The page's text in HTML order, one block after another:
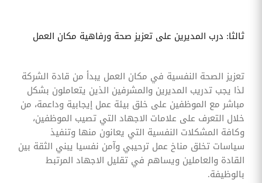
ثالثا: درب المديرين على تعزيز صحة ورفاهية مكان العمل
تعزيز الصحة النفسية في مكان العمل يبدأ من قادة الشركة
لذا يجب تدريب المديرين والمشرفين الذين يتعاملون بشكل
مباشر مع الموظفين على خلق بيئة عمل إيجابية وداعمة، من
خلال التعرف على علامات الاجهاد التي تصيب الموظفين،
وكافة المشكلات النفسية التي يعانون منها وتنفيذ
سياسات تخلق مناخ عمل ترحيبي وآمن نفسيا يبني الثقة بين
القادة والعاملين ويساهم في تقليل الاجهاد المرتبط
بالوظيفة.